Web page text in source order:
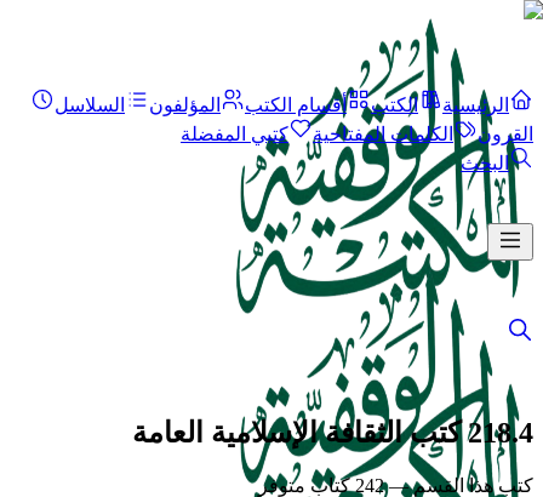
الرئيسية الكتب أقسام الكتب المؤلفون
السلاسل
القرون
الكلمات المفتاحية
كتبي المفضلة
البحث
218.4 كتب الثقافة الإسلامية العامة
كتب هذا القسم — 242 كتاب متوفر